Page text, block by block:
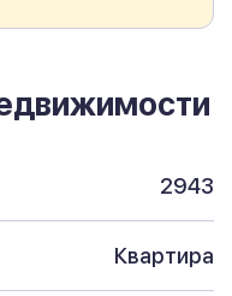
2943
Квартира